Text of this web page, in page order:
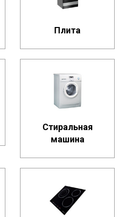
Плита
Стиральная
машина